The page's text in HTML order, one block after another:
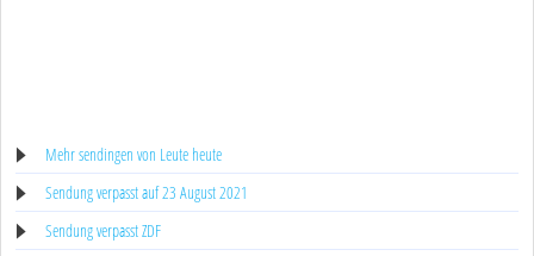
Mehr sendingen von Leute heute
Sendung verpasst auf 23 August 2021
Sendung verpasst ZDF